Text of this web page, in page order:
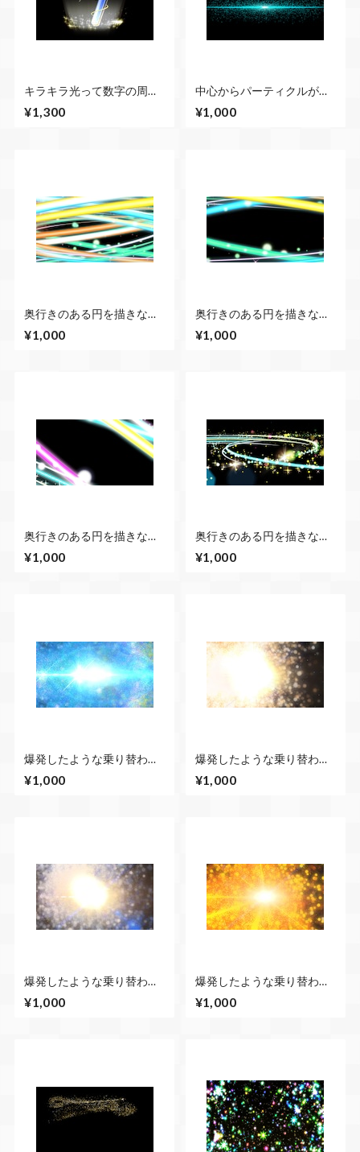
キラキラ光って数字の周り
にラインが走る１０秒カウ
ントダウン 青
¥1,300
中心からパーティクルが発
生する
¥1,000
奥行きのある円を描きなが
¥1,000
奥行きのある円を描きなが
¥1,000
奥行きのある円を描きなが
上から
¥1,000
奥行きのある円を描きなが
¥1,000
爆発したような乗り替わり
¥1,000
爆発したような乗り替わり
¥1,000
爆発したような乗り替わり
¥1,000
爆発したような乗り替わり
¥1,000